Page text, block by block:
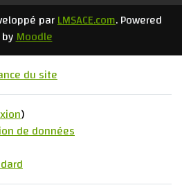
parLMSACE.com. Powered
byMoodle
du site
)
de données